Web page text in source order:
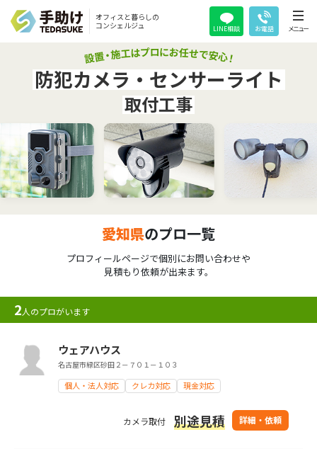
オフィスと暮らしの
コンシェルジュ
LINE相談 お電話 メニュー
防犯カメラ・センサーライト
取付工事
愛知県のプロ一覧
プロフィールページで個別にお問い合わせや
見積もり依頼が出来ます。
2人のプロがいます
ウェアハウス
名古屋市緑区砂田２－７０１－１０３
個人・法人対応 クレカ対応 現金対応
カメラ取付 別途見積 詳細・依頼